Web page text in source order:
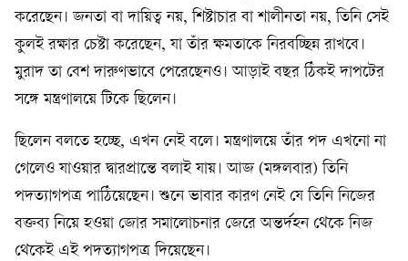
করেছেন। জনতা বা দায়িত্ব নয়, শিষ্টাচার বা শালীনতা নয়, তিনি সেই
কুলই রক্ষার চেষ্টা করেছেন, যা তাঁর ক্ষমতাকে নিরবচ্ছিন্ন রাখবে।
মুরাদ তা বেশ দারুণভাবে পেরেছেনও। আড়াই বছর ঠিকই দাপটের
সঙ্গে মন্ত্রণালয়ে টিকে ছিলেন।
ছিলেন বলতে হচ্ছে, এখন নেই বলে। মন্ত্রণালয়ে তাঁর পদ এখনো না
গেলেও যাওয়ার দ্বারপ্রান্তে বলাই যায়। আজ (মঙ্গলবার) তিনি
পদত্যাগপত্র পাঠিয়েছেন। শুনে ভাবার কারণ নেই যে তিনি নিজের
বক্তব্য নিয়ে হওয়া জোর সমালোচনার জেরে অন্তর্দহন থেকে নিজ
থেকেই এই পদত্যাগপত্র দিয়েছেন।